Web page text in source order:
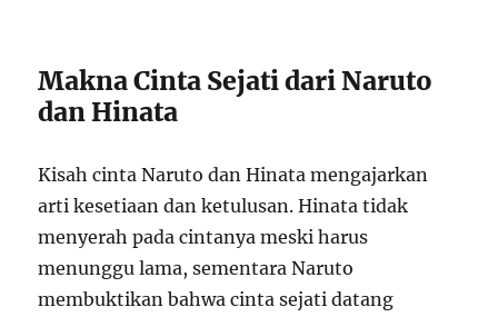
Makna Cinta Sejati dari Naruto
dan Hinata
Kisah cinta Naruto dan Hinata mengajarkan
arti kesetiaan dan ketulusan. Hinata tidak
menyerah pada cintanya meski harus
menunggu lama, sementara Naruto
membuktikan bahwa cinta sejati datang